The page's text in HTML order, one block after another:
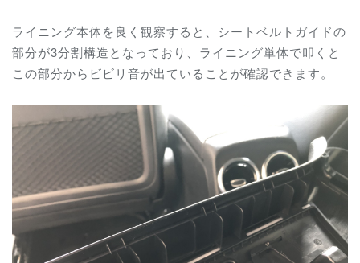
ライニング本体を良く観察すると、シートベルトガイドの
部分が3分割構造となっており、ライニング単体で叩くと
この部分からビビリ音が出ていることが確認できます。